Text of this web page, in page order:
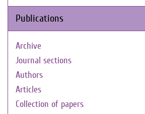
Publications
Archive
Journal sections
Authors
Articles
Collection of papers